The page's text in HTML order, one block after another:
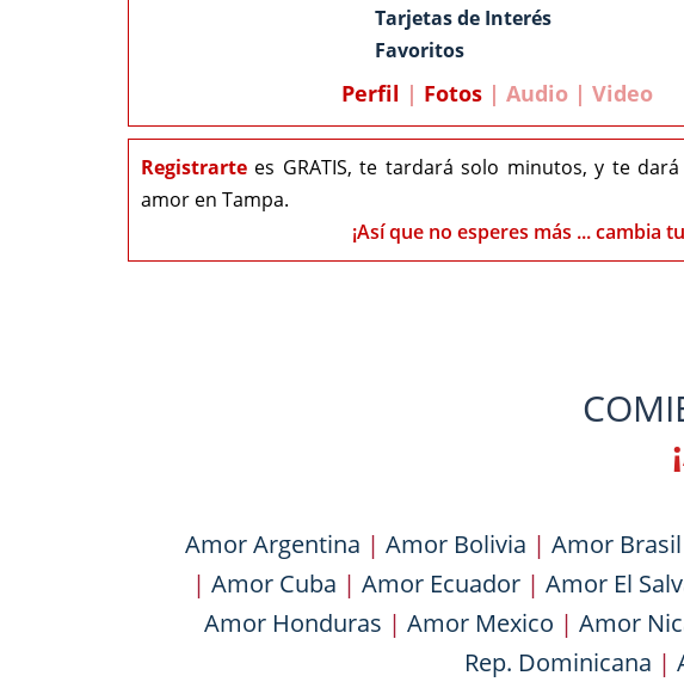
Tarjetas de Interés
Favoritos
Perfil | Fotos | Audio | Video
Registrarte es GRATIS, te tardará solo minutos, y te
amor en Tampa.
¡Así que no esperes más ... cambia
Amor Argentina | Amor Bolivia | Amor Brasil
| Amor Cuba | Amor Ecuador | Amor El
Amor Honduras | Amor Mexico | Amor
Rep. Dominicana |